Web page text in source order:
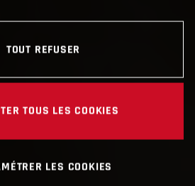
TOUT REFUSER
TOUS LES COOKIES
LES COOKIES